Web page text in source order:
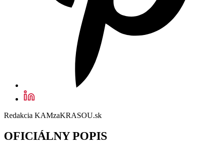
Redakcia KAMzaKRASOU.sk
OFICIÁLNY POPIS